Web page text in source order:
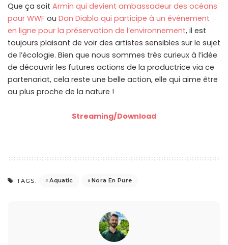
Que ça soit Armin qui devient ambassadeur des océans
pour WWF ou Don Diablo qui participe à un événement
en ligne pour la préservation de l’environnement, il est
toujours plaisant de voir des artistes sensibles sur le sujet
de l’écologie. Bien que nous sommes très curieux à l’idée
de découvrir les futures actions de la productrice via ce
partenariat, cela reste une belle action, elle qui aime être
au plus proche de la nature !
Streaming/Download
TAGS: Aquatic Nora En Pure